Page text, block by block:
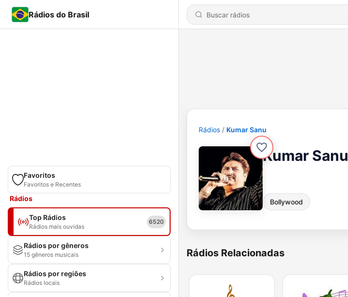
Rádios do Brasil
Favoritos
Favoritos e Recentes
Rádios
Top Rádios
Rádios mais ouvidas
6520
Rádios por gêneros
15 gêneros musicais
Rádios por regiões
Rádios locais
Rádios Kumar Sanu
Kumar Sanu
Bollywood
Rádios Relacionadas